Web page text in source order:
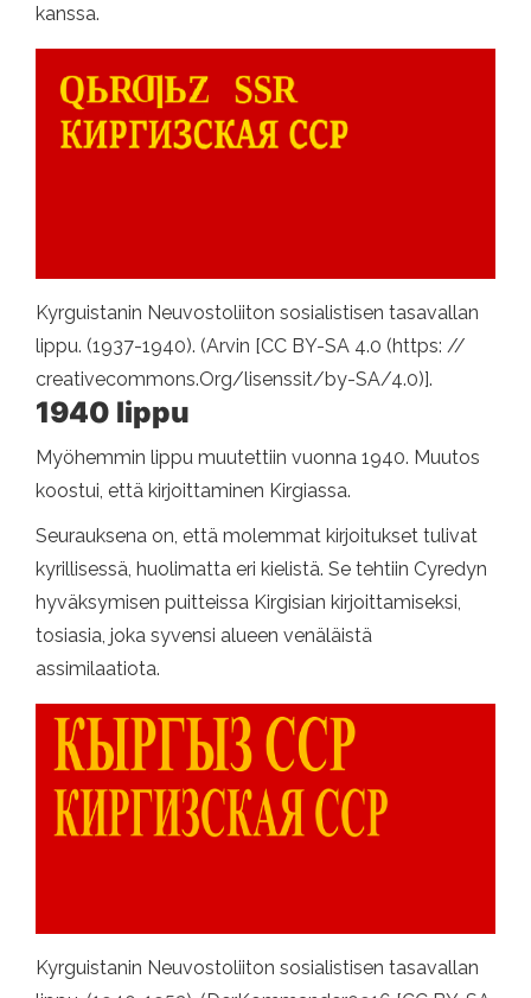
kanssa.
Kyrguistanin Neuvostoliiton sosialistisen tasavallan
lippu. (1937-1940). (Arvin [CC BY-SA 4.0 (https: //
creativecommons.Org/lisenssit/by-SA/4.0)].
1940 lippu
Myöhemmin lippu muutettiin vuonna 1940. Muutos
koostui, että kirjoittaminen Kirgiassa.
Seurauksena on, että molemmat kirjoitukset tulivat
kyrillisessä, huolimatta eri kielistä. Se tehtiin Cyredyn
hyväksymisen puitteissa Kirgisian kirjoittamiseksi,
tosiasia, joka syvensi alueen venäläistä
assimilaatiota.
Kyrguistanin Neuvostoliiton sosialistisen tasavallan